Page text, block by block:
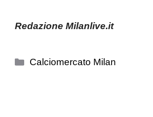
Redazione Milanlive.it
Categorie
Calciomercato Milan